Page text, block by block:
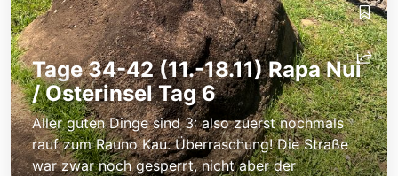
Tage 34-42 (11.-18.11) Rapa Nui
/ Osterinsel Tag 6
Aller guten Dinge sind 3: also zuerst nochmals
rauf zum Rauno Kau. Überraschung! Die Straße
war zwar noch gesperrt, nicht aber der